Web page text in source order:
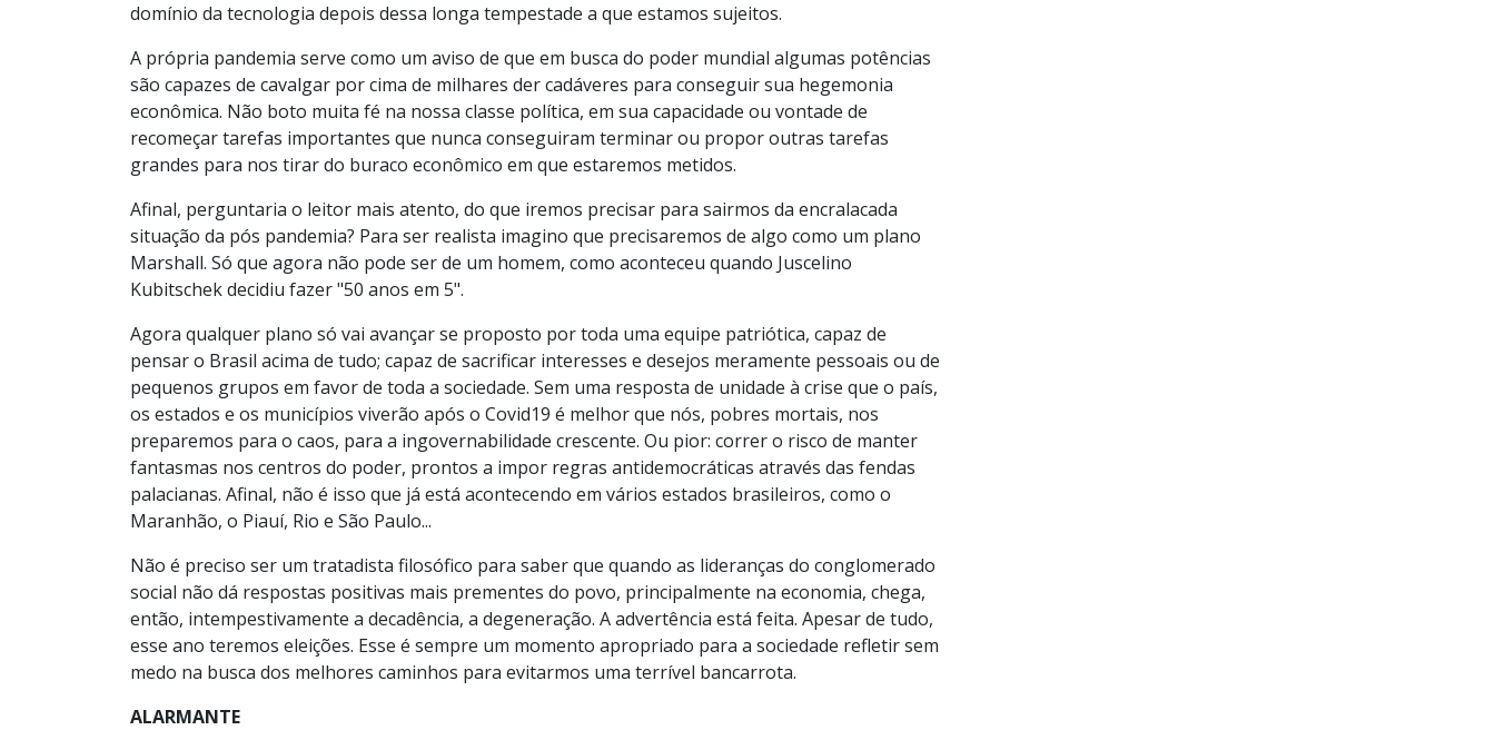
domínio da tecnologia depois dessa longa tempestade a que estamos sujeitos.
A própria pandemia serve como um aviso de que em busca do poder mundial algumas potências
são capazes de cavalgar por cima de milhares der cadáveres para conseguir sua hegemonia
econômica. Não boto muita fé na nossa classe política, em sua capacidade ou vontade de
recomeçar tarefas importantes que nunca conseguiram terminar ou propor outras tarefas
grandes para nos tirar do buraco econômico em que estaremos metidos.
Afinal, perguntaria o leitor mais atento, do que iremos precisar para sairmos da encralacada
situação da pós pandemia? Para ser realista imagino que precisaremos de algo como um plano
Marshall. Só que agora não pode ser de um homem, como aconteceu quando Juscelino
Kubitschek decidiu fazer "50 anos em 5".
Agora qualquer plano só vai avançar se proposto por toda uma equipe patriótica, capaz de
pensar o Brasil acima de tudo; capaz de sacrificar interesses e desejos meramente pessoais ou de
pequenos grupos em favor de toda a sociedade. Sem uma resposta de unidade à crise que o país,
os estados e os municípios viverão após o Covid19 é melhor que nós, pobres mortais, nos
preparemos para o caos, para a ingovernabilidade crescente. Ou pior: correr o risco de manter
fantasmas nos centros do poder, prontos a impor regras antidemocráticas através das fendas
palacianas. Afinal, não é isso que já está acontecendo em vários estados brasileiros, como o
Maranhão, o Piauí, Rio e São Paulo...
Não é preciso ser um tratadista filosófico para saber que quando as lideranças do conglomerado
social não dá respostas positivas mais prementes do povo, principalmente na economia, chega,
então, intempestivamente a decadência, a degeneração. A advertência está feita. Apesar de tudo,
esse ano teremos eleições. Esse é sempre um momento apropriado para a sociedade refletir sem
medo na busca dos melhores caminhos para evitarmos uma terrível bancarrota.
ALARMANTE